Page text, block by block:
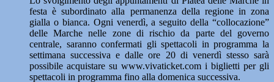
festa è subordinato alla permanenza della regione in zona
gialla o bianca. Ogni venerdì, a seguito della “collocazione”
delle Marche nelle zone di rischio da parte del governo
centrale, saranno confermati gli spettacoli in programma la
settimana successiva e dalle ore 20 di venerdì stesso sarà
possibile acquistare su www.vivaticket.com i biglietti per gli
spettacoli in programma fino alla domenica successiva.